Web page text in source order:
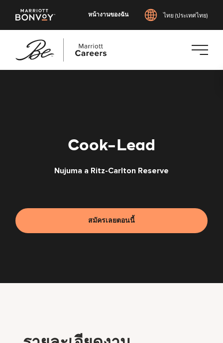
หน้างานของฉัน ไทย (ประเทศไทย)
Cook-Lead
Nujuma a Ritz-Carlton Reserve
สมัครเลยตอนนี้